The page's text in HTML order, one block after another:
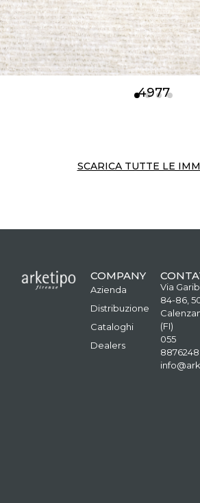
4977
SCARICA TUTTE LE
COMPANY
Azienda
Distribuzione
Cataloghi
Dealers
Via
84-86,
(FI)
055
8876248